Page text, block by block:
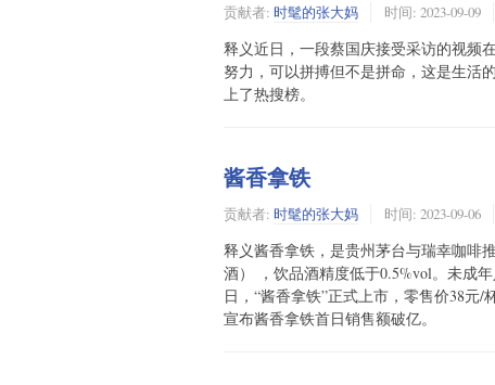
贡献者: 时髦的张大妈 时间: 2023-09-09
释义近日，一段蔡国庆接受采访的视频
努力，可以拼搏但不是拼命，这是生活
上了热搜榜。
酱香拿铁
贡献者: 时髦的张大妈 时间: 2023-09-06
释义酱香拿铁，是贵州茅台与瑞幸咖啡
酒） ，饮品酒精度低于0.5%vol。未成
日，“酱香拿铁”正式上市，零售价38元
宣布酱香拿铁首日销售额破亿。